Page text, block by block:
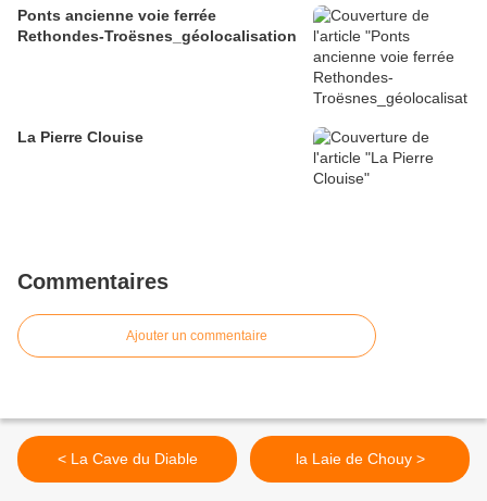
Ponts ancienne voie ferrée
Rethondes-Troësnes_géolocalisation
La Pierre Clouise
Commentaires
Ajouter un commentaire
< La Cave du Diable la Laie de Chouy >